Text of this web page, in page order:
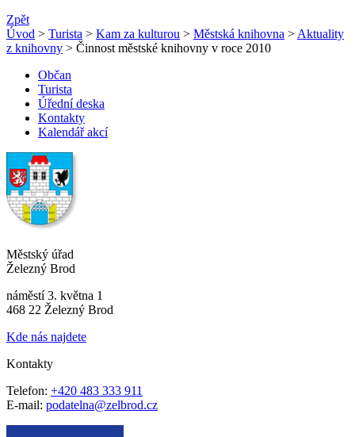
Zpět
Úvod > Turista > Kam za kulturou > Městská knihovna > Aktuality
z knihovny > Činnost městské knihovny v roce 2010
Občan
Turista
Úřední deska
Kontakty
Kalendář akcí
Městský úřad
Železný Brod
náměstí 3. května 1
468 22 Železný Brod
Kde nás najdete
Kontakty
Telefon: +420 483 333 911
E-mail: podatelna@zelbrod.cz